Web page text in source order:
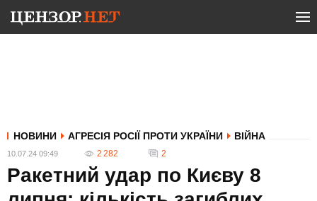
НОВИНИ АГРЕСІЯ РОСІЇ ПРОТИ УКРАЇНИ ВІЙНА
10.07.24 09:49 2 282 2
Ракетний удар по Києву 8